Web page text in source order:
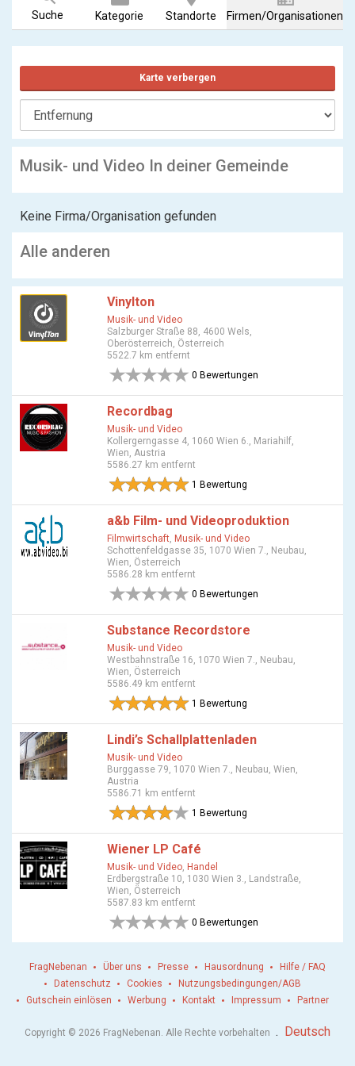
Suche Kategorie Standorte Firmen/Organisationen
Karte verbergen
Musik- und Video In deiner Gemeinde
Keine Firma/Organisation gefunden
Alle anderen
Vinylton
Musik- und Video
Salzburger Straße 88, 4600 Wels,
Oberösterreich, Österreich
5522.7 km entfernt
0 Bewertungen
Recordbag
Musik- und Video
Kollergerngasse 4, 1060 Wien 6., Mariahilf,
Wien, Austria
5586.27 km entfernt
1 Bewertung
a&b Film- und Videoproduktion
Filmwirtschaft, Musik- und Video
Schottenfeldgasse 35, 1070 Wien 7., Neubau,
Wien, Österreich
5586.28 km entfernt
0 Bewertungen
Substance Recordstore
Musik- und Video
Westbahnstraße 16, 1070 Wien 7., Neubau,
Wien, Österreich
5586.49 km entfernt
1 Bewertung
Lindi’s Schallplattenladen
Musik- und Video
Burggasse 79, 1070 Wien 7., Neubau, Wien,
Austria
5586.71 km entfernt
1 Bewertung
Wiener LP Café
Musik- und Video, Handel
Erdbergstraße 10, 1030 Wien 3., Landstraße,
Wien, Österreich
5587.83 km entfernt
0 Bewertungen
FragNebenan Über uns Presse Hausordnung
Hilfe / FAQ
Datenschutz
Cookies
Nutzungsbedingungen/AGB
Gutschein einlösen
Werbung Kontakt Impressum Partner
Copyright © 2026 FragNebenan. Alle Rechte vorbehalten . Deutsch